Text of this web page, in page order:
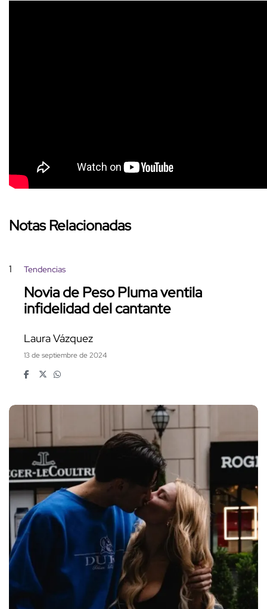
Notas Relacionadas
1 Tendencias
Novia de Peso Pluma ventila
infidelidad del cantante
Laura Vázquez
13 de septiembre de 2024